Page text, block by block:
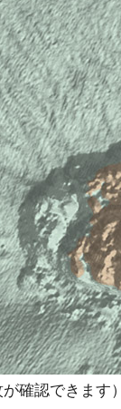
確認できます）